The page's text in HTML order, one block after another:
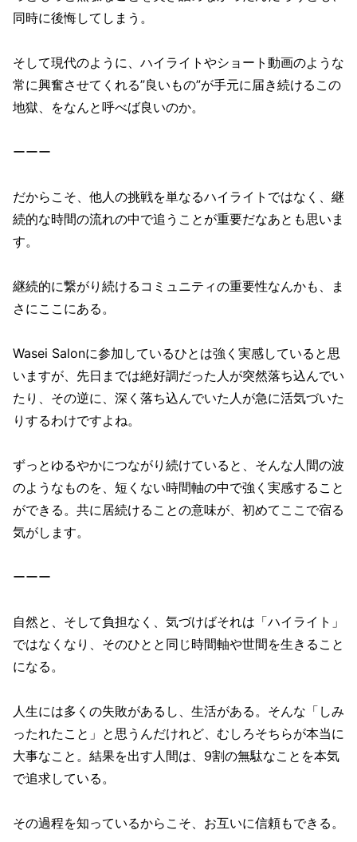
同時に後悔してしまう。
そして現代のように、ハイライトやショート動画のような
常に興奮させてくれる”良いもの”が手元に届き続けるこの
地獄、をなんと呼べば良いのか。
ーーー
だからこそ、他人の挑戦を単なるハイライトではなく、継
続的な時間の流れの中で追うことが重要だなあとも思いま
す。
継続的に繋がり続けるコミュニティの重要性なんかも、ま
さにここにある。
Wasei Salonに参加しているひとは強く実感していると思
いますが、先日までは絶好調だった人が突然落ち込んでい
たり、その逆に、深く落ち込んでいた人が急に活気づいた
りするわけですよね。
ずっとゆるやかにつながり続けていると、そんな人間の波
のようなものを、短くない時間軸の中で強く実感すること
ができる。共に居続けることの意味が、初めてここで宿る
気がします。
ーーー
自然と、そして負担なく、気づけばそれは「ハイライト」
ではなくなり、そのひとと同じ時間軸や世間を生きること
になる。
人生には多くの失敗があるし、生活がある。そんな「しみ
ったれたこと」と思うんだけれど、むしろそちらが本当に
大事なこと。結果を出す人間は、9割の無駄なことを本気
で追求している。
その過程を知っているからこそ、お互いに信頼もできる。